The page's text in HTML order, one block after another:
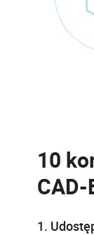
10
CAD-
1.